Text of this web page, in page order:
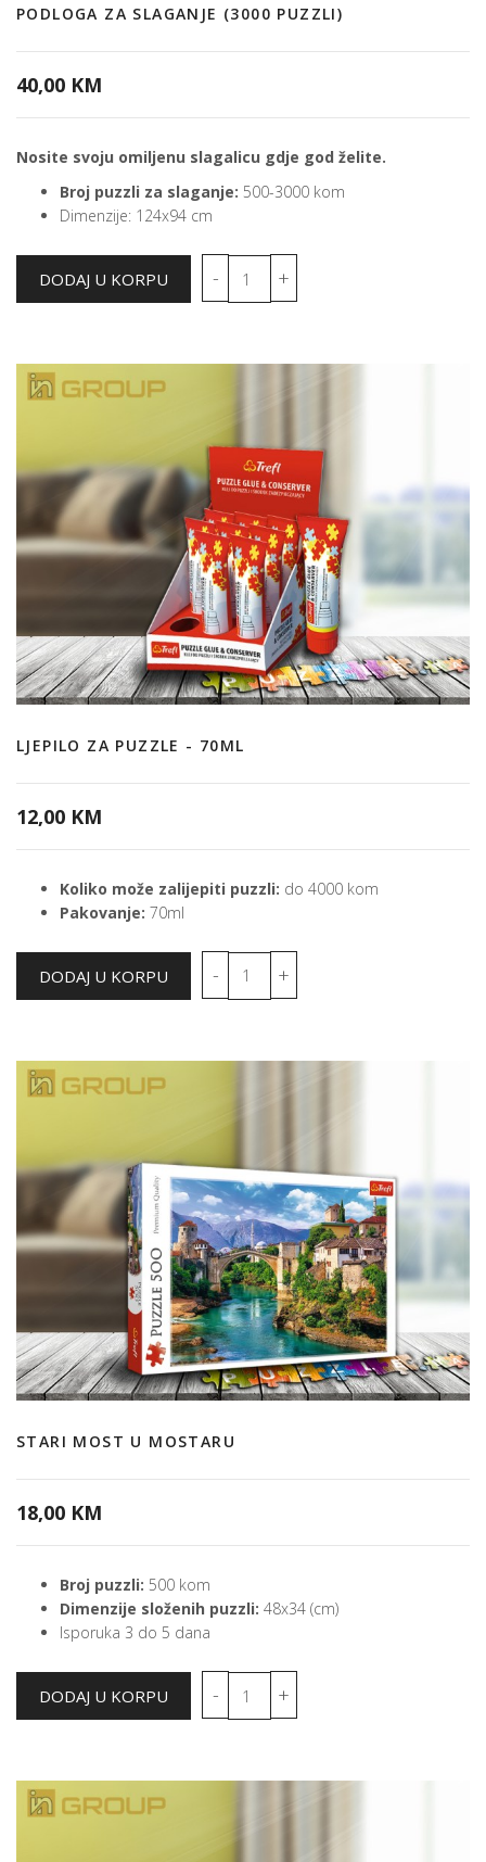
PODLOGA ZA SLAGANJE (3000 PUZZLI)
40,00 KM
Nosite svoju omiljenu slagalicu gdje god želite.
Broj puzzli za slaganje: 500-3000 kom
Dimenzije: 124x94 cm
LJEPILO ZA PUZZLE - 70ML
12,00 KM
Koliko može zalijepiti puzzli: do 4000 kom
Pakovanje: 70ml
STARI MOST U MOSTARU
18,00 KM
Broj puzzli: 500 kom
Dimenzije složenih puzzli: 48x34 (cm)
Isporuka 3 do 5 dana